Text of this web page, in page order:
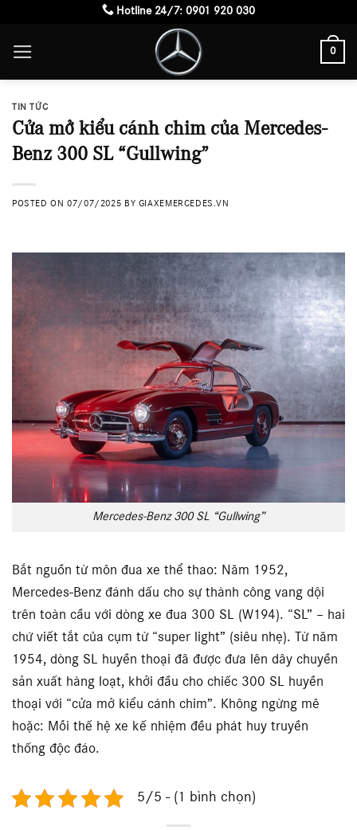
content
Hotline 24/7: 0901 920 030
0
TIN TỨC
Cửa mở kiểu cánh chim của Mercedes-
Benz 300 SL “Gullwing”
POSTED ON07/07/2025 BY GIAXEMERCEDES.VN
Mercedes-Benz 300 SL “Gullwing”
Bắt nguồn từ môn đua xe thể thao: Năm 1952,
Mercedes-Benz đánh dấu cho sự thành công vang dội
trên toàn cầu với dòng xe đua 300 SL (W194). “SL” – hai
chữ viết tắt của cụm từ “super light” (siêu nhẹ). Từ năm
1954, dòng SL huyền thoại đã được đưa lên dây chuyền
sản xuất hàng loạt, khởi đầu cho chiếc 300 SL huyền
thoại với “cửa mở kiểu cánh chim”. Không ngừng mê
hoặc: Mỗi thế hệ xe kế nhiệm đều phát huy truyền
thống độc đáo.
5/5 - (1 bình chọn)